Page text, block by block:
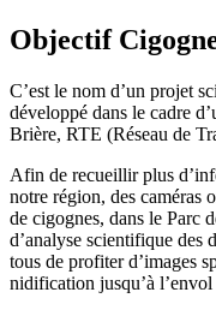
Objectif
C’est le nom d’un projet
développé dans le cadre
Brière, RTE (Réseau de
Afin de recueillir plus
notre région, des caméras
de cigognes, dans le Parc
d’analyse scientifique des
tous de profiter d’images
nidification jusqu’à l’envol